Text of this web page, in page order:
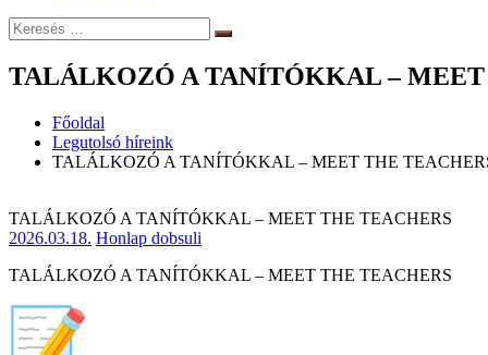
Keresés:
Keresés
TALÁLKOZÓ A TANÍTÓKKAL –
Főoldal
Legutolsó híreink
TALÁLKOZÓ A TANÍTÓKKAL – MEET THE
TALÁLKOZÓ A TANÍTÓKKAL – MEET THE TEACHERS
2026.03.18. Honlap dobsuli
TALÁLKOZÓ A TANÍTÓKKAL – MEET THE TEACHERS